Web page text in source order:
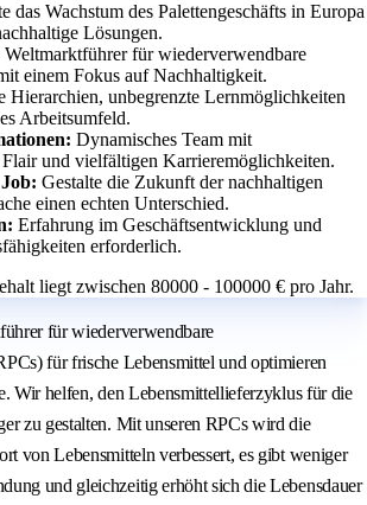
das Wachstum des Palettengeschäfts in Europa
Lösungen.
Weltmarktführer für wiederverwendbare
einem Fokus auf Nachhaltigkeit.
Hierarchien, unbegrenzte Lernmöglichkeiten
Arbeitsumfeld.
Dynamisches Team mit
und vielfältigen Karrieremöglichkeiten.
Gestalte die Zukunft der nachhaltigen
einen echten Unterschied.
Erfahrung im Geschäftsentwicklung und
erforderlich.
liegt zwischen 80000 - 100000 € pro Jahr.
für wiederverwendbare
für frische Lebensmittel und optimieren
Wir helfen, den Lebensmittellieferzyklus für die
zu gestalten. Mit unseren RPCs wird die
von Lebensmitteln verbessert, es gibt weniger
und gleichzeitig erhöht sich die Lebensdauer